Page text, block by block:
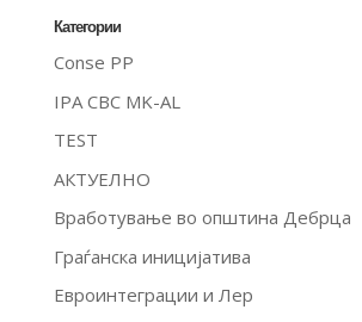
Категории
Conse PP
IPA CBC MK-AL
TEST
АКТУЕЛНО
Вработување во општина Дебрца
Граѓанска иницијатива
Евроинтеграции и Лер